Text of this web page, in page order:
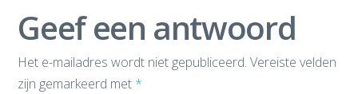
Geef een antwoord
Het e-mailadres wordt niet gepubliceerd. Vereiste velden
zijn gemarkeerd met *